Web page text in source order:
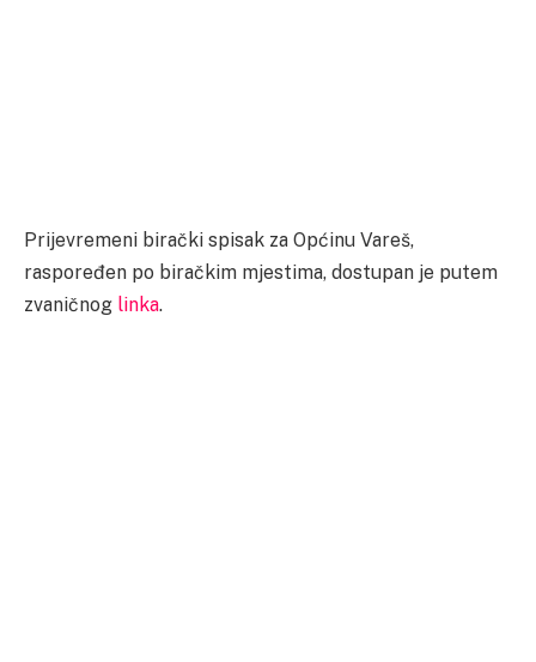
Prijevremeni birački spisak za Općinu Vareš,
raspoređen po biračkim mjestima, dostupan je putem
zvaničnog linka.